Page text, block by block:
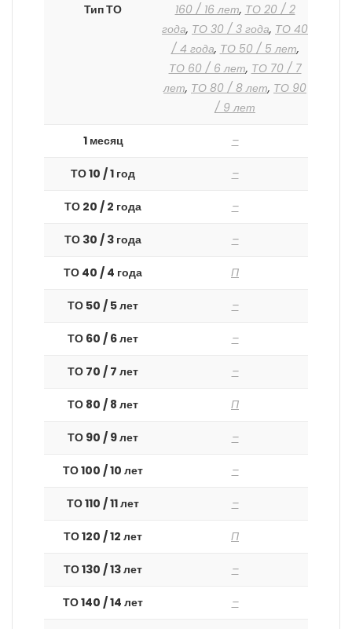
Тип ТО
160 / 16 лет, ТО 20 / 2
года, ТО 30 / 3 года, ТО 40
/ 4 года, ТО 50 / 5 лет,
ТО 60 / 6 лет, ТО 70 / 7
лет, ТО 80 / 8 лет, ТО 90
/ 9 лет
1 месяц –
ТО 10 / 1 год –
ТО 20 / 2 года –
ТО 30 / 3 года –
ТО 40 / 4 года П
ТО 50 / 5 лет –
ТО 60 / 6 лет –
ТО 70 / 7 лет –
ТО 80 / 8 лет П
ТО 90 / 9 лет –
ТО 100 / 10 лет –
ТО 110 / 11 лет –
ТО 120 / 12 лет П
ТО 130 / 13 лет –
ТО 140 / 14 лет –